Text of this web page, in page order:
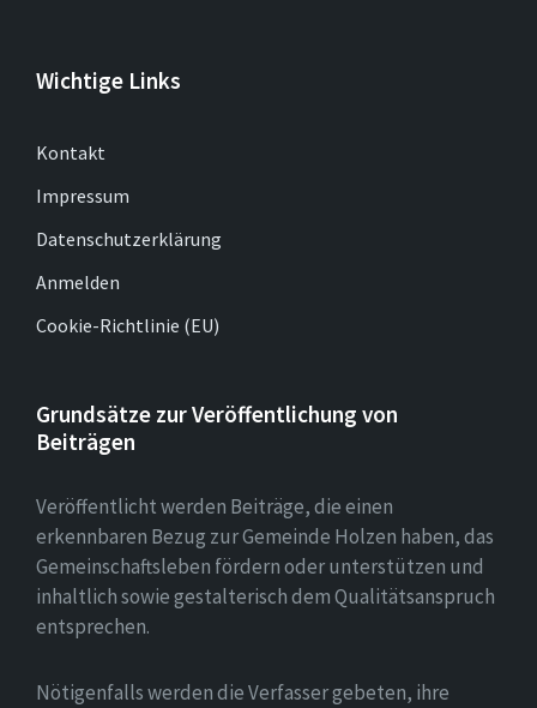
Wichtige Links
Kontakt
Impressum
Datenschutzerklärung
Anmelden
Cookie-Richtlinie (EU)
Grundsätze zur Veröffentlichung von
Beiträgen
Veröffentlicht werden Beiträge, die einen
erkennbaren Bezug zur Gemeinde Holzen haben, das
Gemeinschaftsleben fördern oder unterstützen und
inhaltlich sowie gestalterisch dem Qualitätsanspruch
entsprechen.
Nötigenfalls werden die Verfasser gebeten, ihre